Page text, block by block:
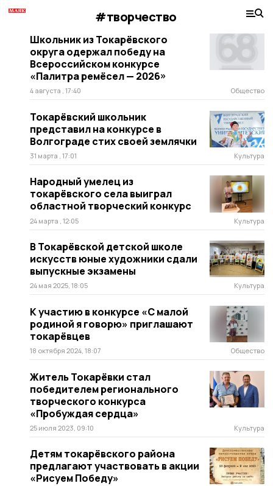
#творчество
Школьник из Токарёвского
округа одержал победу на
Всероссийском конкурсе
«Палитра ремёсел — 2026»
4 августа , 17:40 Общество
Токарёвский школьник
представил на конкурсе в
Волгограде стих своей землячки
31 марта , 17:01 Культура
Народный умелец из
токарёвского села выиграл
областной творческий конкурс
24 марта , 12:05 Культура
В Токарёвской детской школе
искусств юные художники сдали
выпускные экзамены
24 мая 2025, 18:05 Культура
К участию в конкурсе «С малой
родиной я говорю» приглашают
токарёвцев
18 октября 2024, 18:07 Общество
Житель Токарёвки стал
победителем регионального
творческого конкурса
«Пробуждая сердца»
25 июля 2023, 09:10 Культура
Детям токарёвского района
предлагают участвовать в акции
«Рисуем Победу»